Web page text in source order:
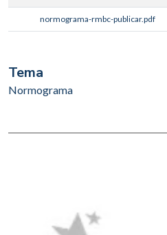
normograma-rmbc-publicar.pdf
Tema
Normograma